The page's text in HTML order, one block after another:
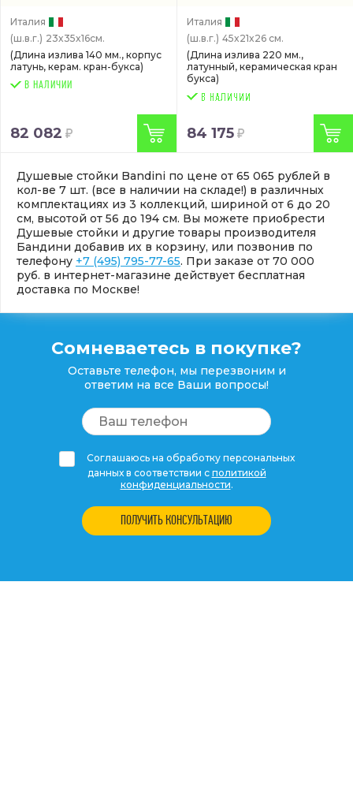
Италия
(ш.в.г.) 23x35x16см.
(Длина излива 140 мм., корпус
латунь, керам. кран-букса)
В НАЛИЧИИ
82 082
Италия
(ш.в.г.) 45x21x26 см.
(Длина излива 220 мм.,
латунный, керамическая кран
букса)
84 175
Душевые стойки Bandini по цене от 65 065 рублей в
кол-ве 7 шт. (все в наличии на складе!) в различных
комплектациях из 3 коллекций, шириной от 6 до 20
см, высотой от 56 до 194 см. Вы можете приобрести
Душевые стойки и другие товары производителя
Бандини добавив их в корзину, или позвонив по
телефону +7 (495) 795-77-65. При заказе от 70 000
руб. в интернет-магазине действует бесплатная
доставка по Москве!
Сомневаетесь в покупке?
Оставьте телефон, мы перезвоним и
ответим на все Ваши вопросы!
Соглашаюсь на обработку персональных
данных в соответствии с политикой
конфиденциальности.
ПОЛУЧИТЬ КОНСУЛЬТАЦИЮ